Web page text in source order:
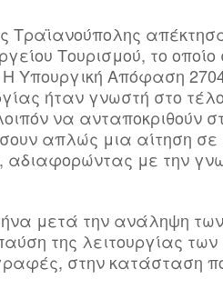
Τραϊανούπολης
Τουρισμού, το
Υπουργική Απόφαση
ήταν γνωστή στο
να ανταποκριθούν
απλώς μια αίτηση
αδιαφορώντας με την
μετά την ανάληψη
της λειτουργίας
στην κατάσταση